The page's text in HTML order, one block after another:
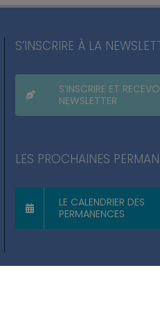
S’INSCRIRE À LA
S’INSCRIRE ET
NEWSLETTER
LES PROCHAINES
LE CALENDRIER DES
PERMANENCES